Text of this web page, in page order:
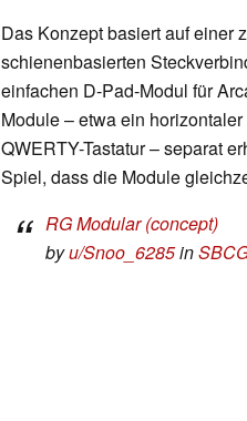
Das Konzept basiert auf einer
schienenbasierten
einfachen D-Pad-Modul für
Module – etwa ein
QWERTY-Tastatur – separat
Spiel, dass die Module
RG Modular (concept)
byu/Snoo_6285in